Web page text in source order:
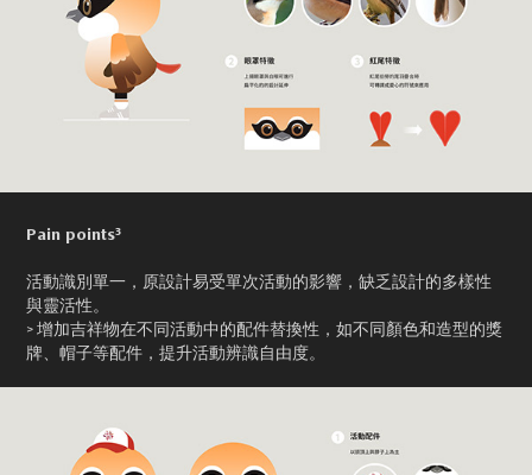
Pain points³
活動識別單一，原設計易受單次活動的影響，缺乏設計的多樣性
與靈活性。
> 增加吉祥物在不同活動中的配件替換性，如不同顏色和造型的獎
牌、帽子等配件，提升活動辨識自由度。